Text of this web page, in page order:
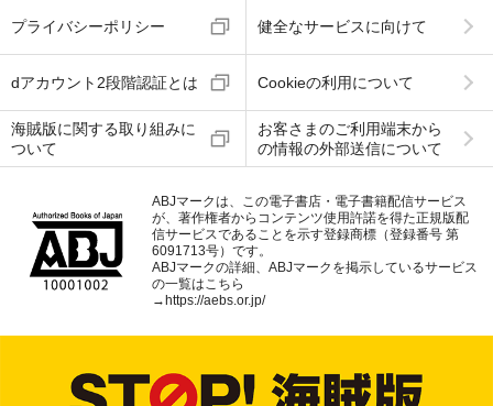
プライバシーポリシー 健全なサービスに向けて
dアカウント2段階認証とは Cookieの利用について
海賊版に関する取り組みに
ついて
お客さまのご利用端末から
の情報の外部送信について
ABJマークは、この電子書店・電子書籍配信サービス
が、著作権者からコンテンツ使用許諾を得た正規版配
信サービスであることを示す登録商標（登録番号 第
6091713号）です。
ABJマークの詳細、ABJマークを掲示しているサービス
の一覧はこちら
→ https://aebs.or.jp/